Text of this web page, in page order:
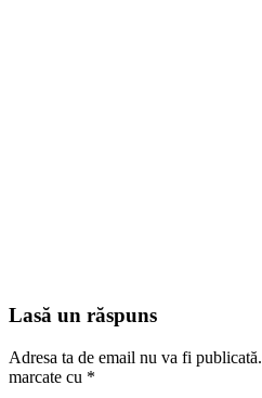
Lasă un răspuns
Adresa ta de email nu va fi publicată.
marcate cu *